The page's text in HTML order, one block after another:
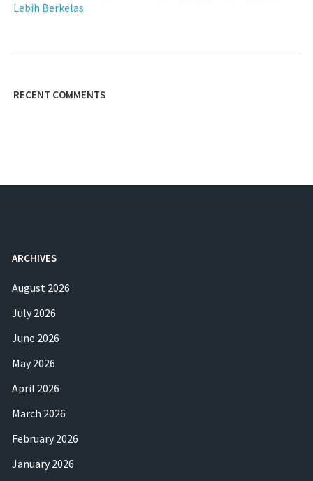
Lebih Berkelas
RECENT COMMENTS
ARCHIVES
August 2026
July 2026
June 2026
May 2026
April 2026
March 2026
February 2026
January 2026